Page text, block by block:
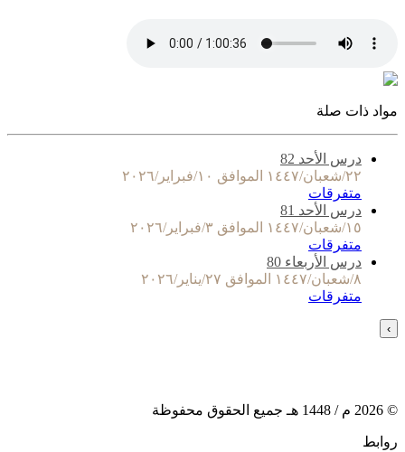
مواد ذات صلة
درس الأحد 82
٢٢/شعبان/١٤٤٧ الموافق ١٠/فبراير/٢٠٢٦
متفرقات
درس الأحد 81
١٥/شعبان/١٤٤٧ الموافق ٣/فبراير/٢٠٢٦
متفرقات
درس الأربعاء 80
٨/شعبان/١٤٤٧ الموافق ٢٧/يناير/٢٠٢٦
متفرقات
›
©
2026 م / 1448 هـ جميع الحقوق محفوظة
روابط